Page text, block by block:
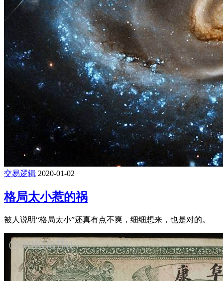
交易逻辑 2020-01-02
格局太小惹的祸
被人说明“格局太小”还真有点不爽，细细想来，也是对的。